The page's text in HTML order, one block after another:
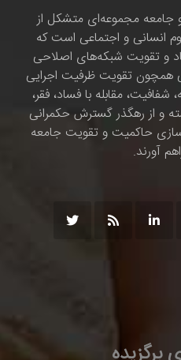
جامعه مجموعه‌ای متشکل از
انسانی و اجتماعی است که
و تقویت شبکه‌های اصلاحی
همچون تقویت ظرفیت اجرایی
مقابله با فساد، فقر،
و از رهگذر گسترش حکمرانی
حاکمیت و تقویت جامعه
آورند.